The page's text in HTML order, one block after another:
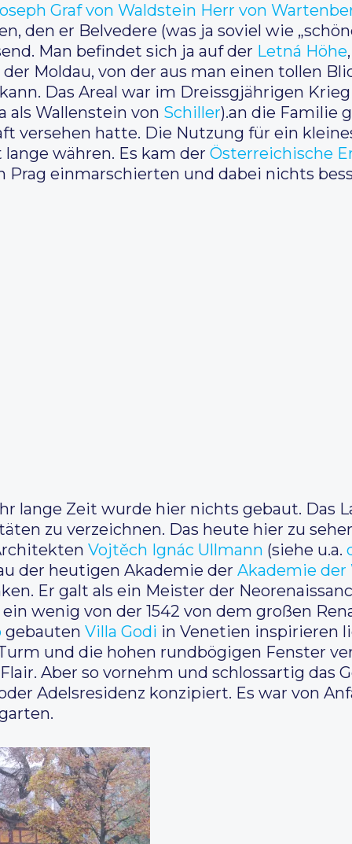
Graf von Waldstein Herr von
den er Belvedere (was ja soviel wie
Man befindet sich ja auf der Letná Höhe
Moldau, von der aus man einen tollen
Das Areal war im Dreissgjährigen
als Wallenstein von Schiller).an die Familie
versehen hatte. Die Nutzung für ein
währen. Es kam der Österreichische
Prag einmarschierten und dabei nichts
lange Zeit wurde hier nichts gebaut. Das
zu verzeichnen. Das heute hier zu
Vojtěch Ignác Ullmann (siehe u.a.
der heutigen Akademie der Akademie der
Er galt als ein Meister der
wenig von der 1542 von dem großen
gebauten Villa Godi in Venetien inspirieren
und die hohen rundbögigen Fenster
Aber so vornehm und schlossartig das
Adelsresidenz konzipiert. Es war von